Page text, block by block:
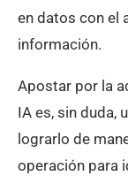
en datos con el
información.
Apostar por la
IA es, sin duda,
lograrlo de
operación para